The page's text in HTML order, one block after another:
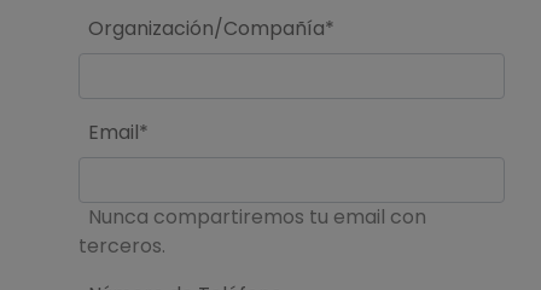
Organización/Compañía*
Email*
Nunca compartiremos tu email con
terceros.